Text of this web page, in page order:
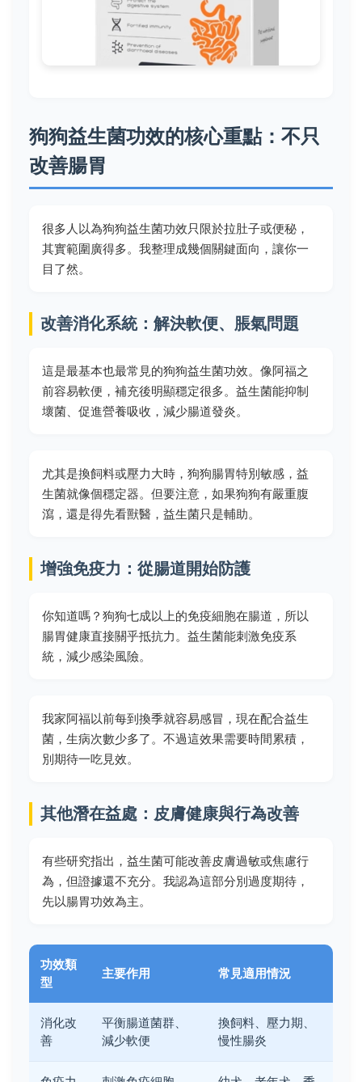
狗狗益生菌功效的核心重點：不只
改善腸胃
很多人以為狗狗益生菌功效只限於拉肚子或便秘，
其實範圍廣得多。我整理成幾個關鍵面向，讓你一
目了然。
改善消化系統：解決軟便、脹氣問題
這是最基本也最常見的狗狗益生菌功效。像阿福之
前容易軟便，補充後明顯穩定很多。益生菌能抑制
壞菌、促進營養吸收，減少腸道發炎。
尤其是換飼料或壓力大時，狗狗腸胃特別敏感，益
生菌就像個穩定器。但要注意，如果狗狗有嚴重腹
瀉，還是得先看獸醫，益生菌只是輔助。
增強免疫力：從腸道開始防護
你知道嗎？狗狗七成以上的免疫細胞在腸道，所以
腸胃健康直接關乎抵抗力。益生菌能刺激免疫系
統，減少感染風險。
我家阿福以前每到換季就容易感冒，現在配合益生
菌，生病次數少多了。不過這效果需要時間累積，
別期待一吃見效。
其他潛在益處：皮膚健康與行為改善
有些研究指出，益生菌可能改善皮膚過敏或焦慮行
為，但證據還不充分。我認為這部分別過度期待，
先以腸胃功效為主。
功效類
型
主要作用 常見適用情況
消化改
善
平衡腸道菌群、
減少軟便
換飼料、壓力期、
慢性腸炎